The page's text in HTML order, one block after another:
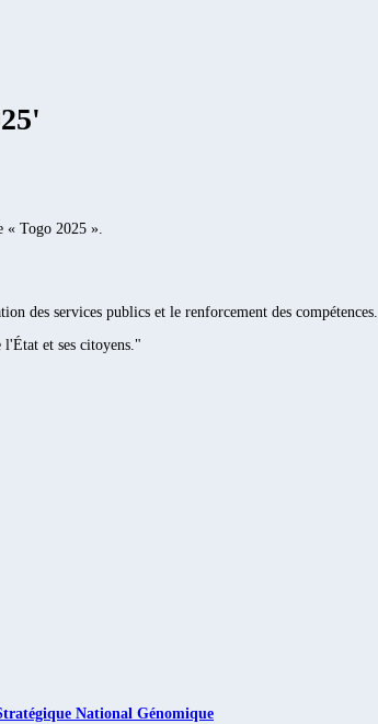
« Togo 2025 ».
des services publics et le renforcement des compétences.
l'État et ses citoyens."
National Génomique